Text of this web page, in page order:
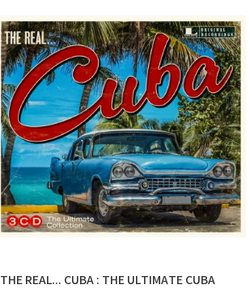
THE REAL... CUBA : THE ULTIMATE CUBA